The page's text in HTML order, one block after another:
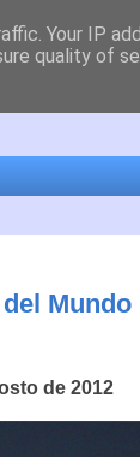
Mundo
de 2012
Your IP
quality of